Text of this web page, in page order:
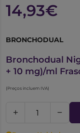
14,93€
BRONCHODUAL
Bronchodual
+ 10 mg)/ml
(Preços incluem IVA)